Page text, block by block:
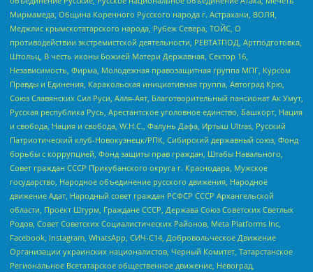
Мирмамеда, Община Коренного Русского народа г. Астрахани, ВОЛЯ,
Меджлис крымскотатарского народа, Рубеж Севера, ТОЙС, О
противодействии экстремистской деятельности, РЕВТАТПОД, Артподготовка,
Штольц, В честь иконы Божией Матери Державная, Сектор 16,
Независимость, Фирма, Молодежная правозащитная группа МПГ, Курсом
Правды и Единения, Каракольская инициативная группа, Автоград Крю,
Союз Славянских Сил Руси, Алля-Аят, Благотворительный пансионат Ак Умут,
Русская республика Русь, Арестантское уголовное единство, Башкорт, Нация
и свобода, Нация и свобода, W.H.С., Фалунь Дафа, Иртыш Ultras, Русский
Патриотический клуб-Новокузнецк/РПК, Сибирский державный союз, Фонд
борьбы с коррупцией, Фонд защиты прав граждан, Штабы Навального,
Совет граждан СССР Прикубанского округа г. Краснодара, Мужское
государство, Народное объединение русского движения, Народное
движение Адат, Народный совет граждан РСФСР СССР Архангельской
области, Проект Штурм, Граждане СССР, Держава Союз Советских Светлых
Родов, Совет Советских Социалистических Районов, Meta Platforms Inc,
Facebook, Instagram, WhatsApp, СИЧ-С14, Добровольческое Движение
Организации украинских националистов, Черный Комитет, Татарстанское
Региональное Всетатарское общественное движение, Невоград,